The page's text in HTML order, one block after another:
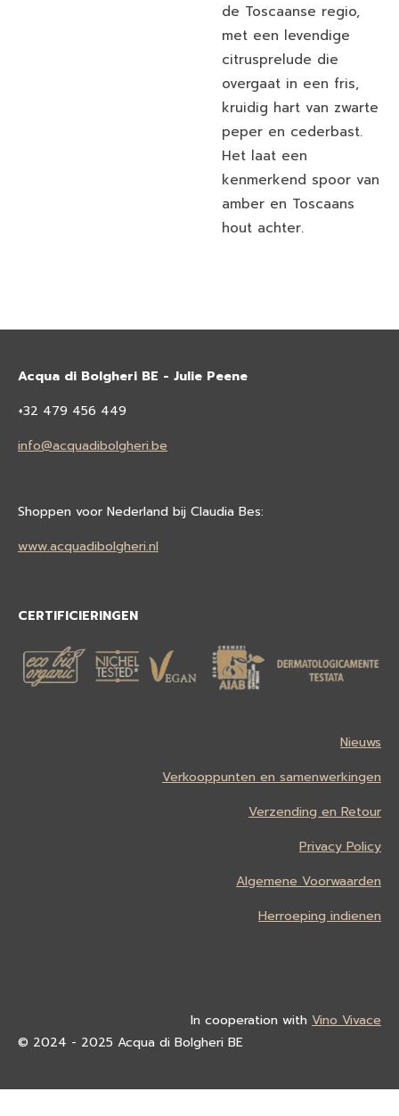
de Toscaanse regio,
met een levendige
citrusprelude die
overgaat in een fris,
kruidig hart van zwarte
peper en cederbast.
Het laat een
kenmerkend spoor van
amber en Toscaans
hout achter.
Acqua di Bolgheri BE - Julie Peene
+32 479 456 449
info@acquadibolgheri.be
Shoppen voor Nederland bij Claudia Bes:
www.acquadibolgheri.nl
CERTIFICIERINGEN
Nieuws
Verkooppunten en samenwerkingen
Verzending en Retour
Privacy Policy
Algemene Voorwaarden
Herroeping indienen
In cooperation with Vino Vivace
© 2024 - 2025 Acqua di Bolgheri BE